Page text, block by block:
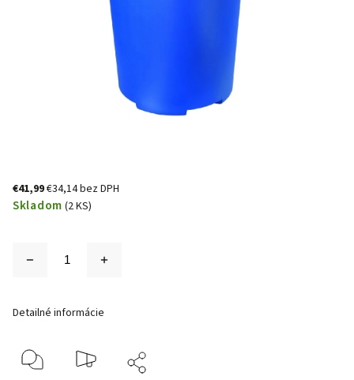
€41,99€34,14 bez DPH
Skladom (2 KS)
Detailné informácie